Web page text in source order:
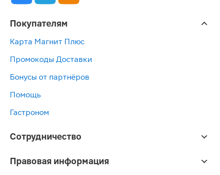
Покупателям
Карта Магнит Плюс
Промокоды Доставки
Бонусы от партнёров
Помощь
Гастроном
Сотрудничество
Правовая информация